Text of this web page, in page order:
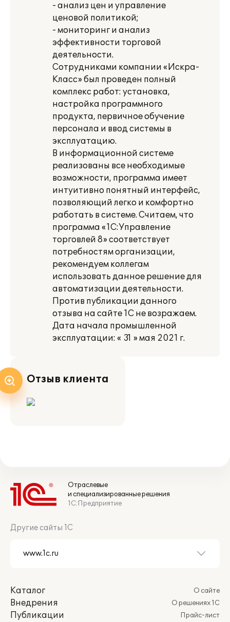
- анализ цен и управление
ценовой политикой;
- мониторинг и анализ
эффективности торговой
деятельности.
Сотрудниками компании «Искра-
Класс» был проведен полный
комплекс работ: установка,
настройка программного
продукта, первичное обучение
персонала и ввод системы в
эксплуатацию.
В информационной системе
реализованы все необходимые
возможности, программа имеет
интуитивно понятный интерфейс,
позволяющий легко и комфортно
работать в системе. Считаем, что
программа «1С:Управление
торговлей 8» соответствует
потребностям организации,
рекомендуем коллегам
использовать данное решение для
автоматизации деятельности.
Против публикации данного
отзыва на сайте 1С не возражаем.
Дата начала промышленной
эксплуатации: « 31 » мая 2021 г.
Отзыв клиента
Отраслевые
и специализированные решения
1С:Предприятие
Другие сайты 1С
Каталог
Внедрения
Публикации
О сайте
О решениях 1С
Прайс-лист